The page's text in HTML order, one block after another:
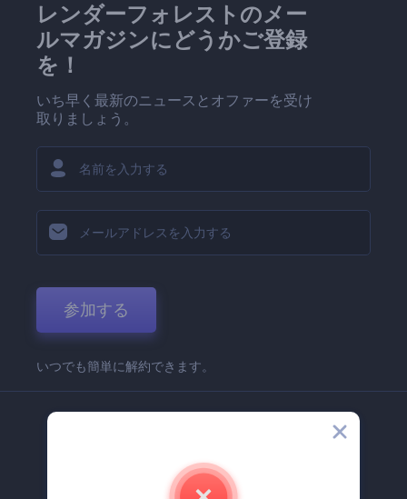
レンダーフォレストのメー
ルマガジンにどうかご登録
を！
いち早く最新のニュースとオファーを受け
取りましょう。
参加する
いつでも簡単に解約できます。
Renderforest 企業情報
お問い合わせ